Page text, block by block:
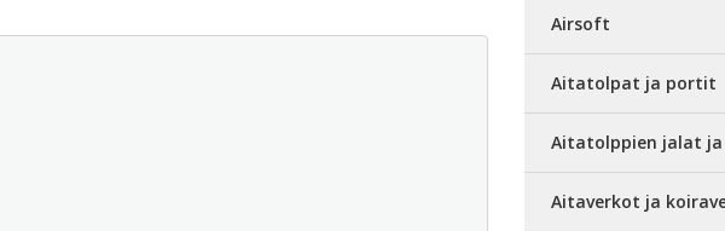
Airsoft
Aitatolpat ja portit
Aitatolppien jalat
Aitaverkot ja